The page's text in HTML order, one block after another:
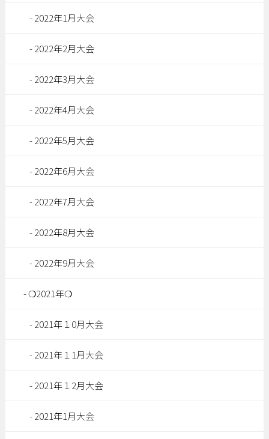
2022年1月大会
2022年2月大会
2022年3月大会
2022年4月大会
2022年5月大会
2022年6月大会
2022年7月大会
2022年8月大会
2022年9月大会
❍2021年❍
2021年１0月大会
2021年１1月大会
2021年１2月大会
2021年1月大会